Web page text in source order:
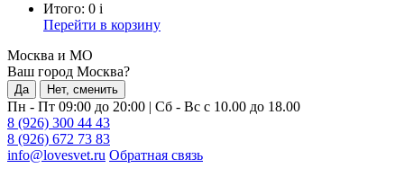
Итого: 0 i
Перейти в корзину
Москва и МО
Ваш город Москва?
Да Нет, сменить
Пн - Пт 09:00 до 20:00 | Сб - Вс с 10.00 до 18.00
8 (926) 300 44 43
8 (926) 672 73 83
info@lovesvet.ru Обратная связь